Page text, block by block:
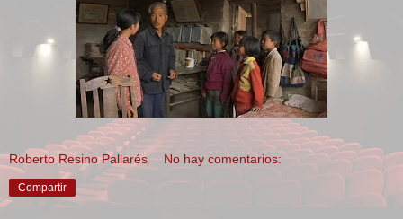
Roberto Resino Pallarés No hay comentarios:
Compartir